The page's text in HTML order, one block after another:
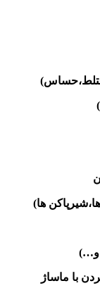
ها)
و…)
با ماساژ